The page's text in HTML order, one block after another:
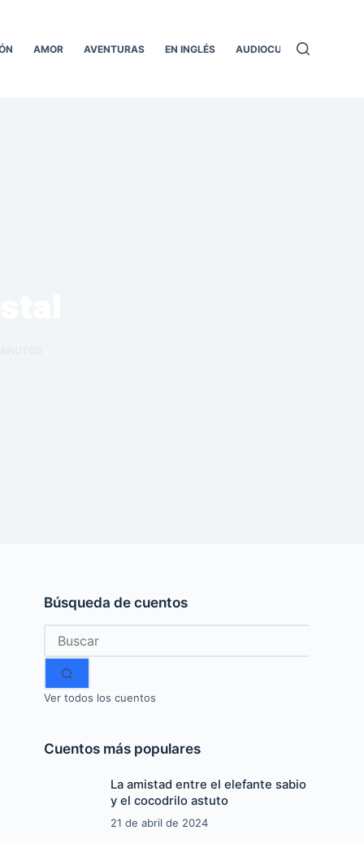
AMOR AVENTURAS EN INGLÉS AUDIOCUENTOS
Búsqueda de cuentos
Sin
resultados
Ver todos los cuentos
Cuentos más populares
La amistad entre el elefante sabio
y el cocodrilo astuto
21 de abril de 2024